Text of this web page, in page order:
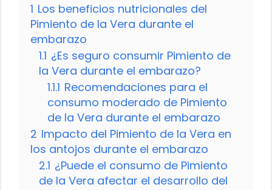
1 Los beneficios nutricionales del
Pimiento de la Vera durante el
embarazo
1.1 ¿Es seguro consumir Pimiento de
la Vera durante el embarazo?
1.1.1 Recomendaciones para el
consumo moderado de Pimiento
de la Vera durante el embarazo
2 Impacto del Pimiento de la Vera en
los antojos durante el embarazo
2.1 ¿Puede el consumo de Pimiento
de la Vera afectar el desarrollo del